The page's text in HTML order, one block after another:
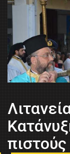
πιστούς